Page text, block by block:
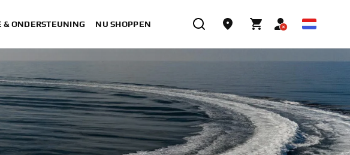
& ONDERSTEUNING NU SHOPPEN